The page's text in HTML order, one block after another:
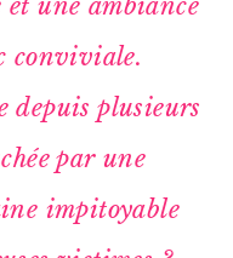
conviviale.
depuis plusieurs
par une
impitoyable